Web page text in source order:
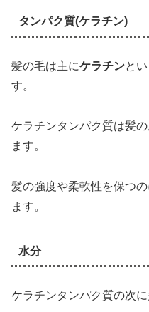
タンパク質(ケラチン)
髪の毛は主にケラチンと
す。
ケラチンタンパク質は髪
ます。
髪の強度や柔軟性を保つ
ます。
水分
ケラチンタンパク質の次